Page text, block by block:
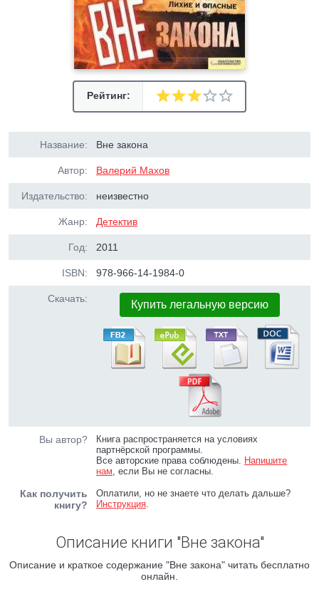
Рейтинг:
Название: Вне закона
Автор: Валерий Махов
Издательство: неизвестно
Жанр: Детектив
Год: 2011
ISBN: 978-966-14-1984-0
Скачать: Купить легальную версию
Вы автор?
Книга распространяется на условиях
партнёрской программы.
Все авторские права соблюдены. Напишите
нам, если Вы не согласны.
Как получить
книгу?
Оплатили, но не знаете что делать дальше?
Инструкция.
Описание книги "Вне закона"
Описание и краткое содержание "Вне закона" читать бесплатно
онлайн.